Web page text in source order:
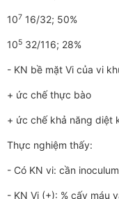
107 16/32; 50%
105 32/116;
- KN bề mặt Vi của vi
+ ức chế thực bào
+ ức chế khả năng diệt
Thực nghiệm thấy:
- Có KN vi: cần
- KN Vi (+): % cấy máu